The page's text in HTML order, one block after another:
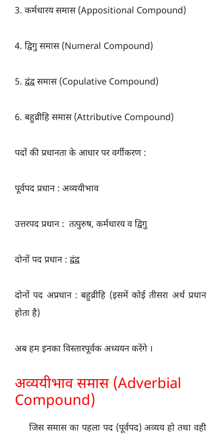
3. कर्मधारय समास (Appositional Compound)
4. द्विगु समास (Numeral Compound)
5. द्वंद्व समास (Copulative Compound)
6. बहुव्रीहि समास (Attributive Compound)
पदों की प्रधानता के आधार पर वर्गीकरण :
पूर्वपद प्रधान : अव्ययीभाव
उत्तरपद प्रधान : तत्पुरुष, कर्मधारय व द्विगु
दोनों पद प्रधान : द्वंद्व
दोनों पद अप्रधान : बहुव्रीहि (इसमें कोई तीसरा अर्थ प्रधान
होता है)
अब हम इनका विस्तारपूर्वक अध्ययन करेंगे ।
अव्ययीभाव समास (Adverbial
Compound)
जिस समास का पहला पद (पूर्वपद) अव्यय हो तथा वही